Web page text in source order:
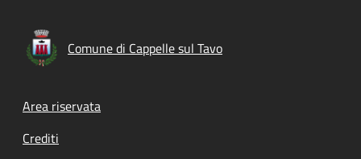
Comune di Cappelle sul Tavo
Footer menu
Area riservata
Crediti